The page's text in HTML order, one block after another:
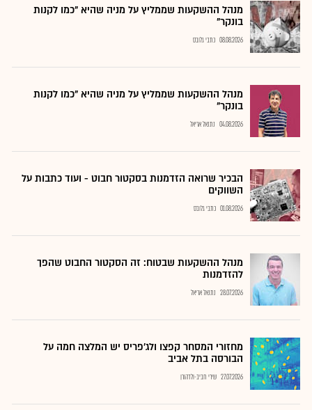
מנהל ההשקעות שממליץ על מניה שהיא "כמו לקנות
בונקר"
08.08.2026 כתבי גלובס
מנהל ההשקעות שממליץ על מניה שהיא "כמו לקנות
בונקר"
04.08.2026 נתנאל אריאל
הבכיר שרואה הזדמנות בסקטור חבוט - ועוד כתבות על
השווקים
01.08.2026 כתבי גלובס
מנהל ההשקעות שבטוח: זה הסקטור החבוט שהפך
להזדמנות
28.07.2026 נתנאל אריאל
מחזורי המסחר קפצו ולג'פריס יש המלצה חמה על
הבורסה בתל אביב
27.07.2026 שירי חביב-ולדהורן